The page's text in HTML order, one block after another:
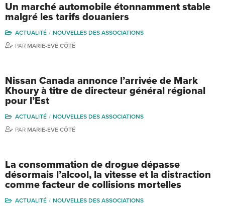
Un marché automobile étonnamment stable
malgré les tarifs douaniers
ACTUALITÉ
NOUVELLES DES ASSOCIATIONS
PAR MARIE-EVE CÔTÉ
Nissan Canada annonce l’arrivée de Mark
Khoury à titre de directeur général régional
pour l’Est
ACTUALITÉ
NOUVELLES DES ASSOCIATIONS
PAR MARIE-EVE CÔTÉ
La consommation de drogue dépasse
désormais l’alcool, la vitesse et la distraction
comme facteur de collisions mortelles
ACTUALITÉ
NOUVELLES DES ASSOCIATIONS